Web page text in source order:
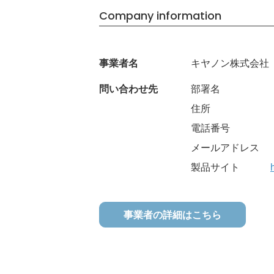
Company information
事業者名 キヤノン株式会社
問い合わせ先
部署名
住所
電話番号
メールアドレス
製品サイト
事業者の詳細はこちら